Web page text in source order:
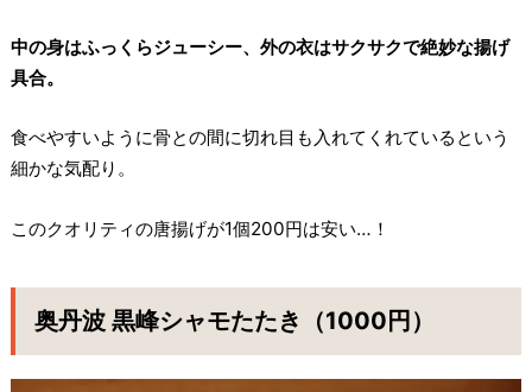
中の身はふっくらジューシー、外の衣はサクサクで絶妙な揚げ
具合。
食べやすいように骨との間に切れ目も入れてくれているという
細かな気配り。
このクオリティの唐揚げが1個200円は安い…！
奥丹波 黒峰シャモたたき（1000円）